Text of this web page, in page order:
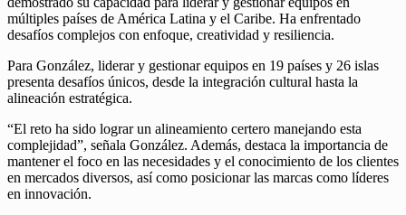
múltiples países de América Latina y el Caribe. Ha enfrentado
desafíos complejos con enfoque, creatividad y resiliencia.
Para González, liderar y gestionar equipos en 19 países y 26 islas
presenta desafíos únicos, desde la integración cultural hasta la
alineación estratégica.
“El reto ha sido lograr un alineamiento certero manejando esta
complejidad”, señala González. Además, destaca la importancia de
mantener el foco en las necesidades y el conocimiento de los clientes
en mercados diversos, así como posicionar las marcas como líderes
en innovación.